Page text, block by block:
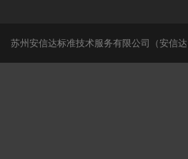
苏州安信达标准技术服务有限公司（安信